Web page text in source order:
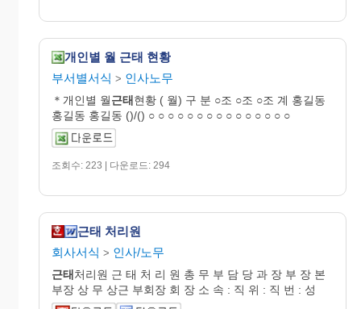
개인별 월 근태 현황
부서별서식 > 인사노무
＊개인별 월근태현황 ( 월) 구 분 ○조 ○조 ○조 계 홍길동
홍길동 홍길동 ()/() ○ ○ ○ ○ ○ ○ ○ ○ ○ ○ ○ ○ ○ ○ ○
조회수: 223 | 다운로드: 294
근태 처리원
회사서식 > 인사/노무
근태처리원 근 태 처 리 원 총 무 부 담 당 과 장 부 장 본
부장 상 무 상근 부회장 회 장 소 속 : 직 위 : 직 번 : 성